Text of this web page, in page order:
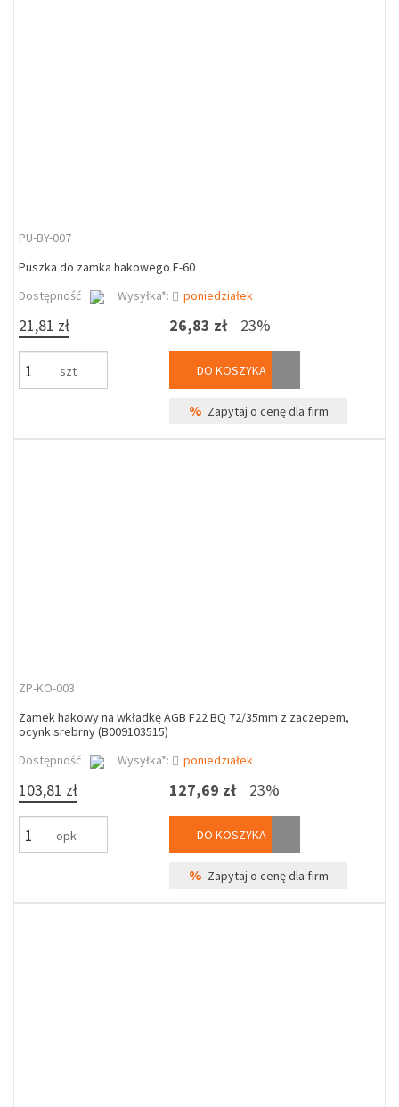
PU-BY-007
Puszka do zamka hakowego F-60
Dostępność
Wysyłka*: poniedziałek
21,81 zł
szt
26,83 zł 23%
DO KOSZYKA
% Zapytaj o cenę dla firm
ZP-KO-003
Zamek hakowy na wkładkę AGB F22 BQ 72/35mm z zaczepem,
ocynk srebrny (B009103515)
Dostępność
Wysyłka*: poniedziałek
103,81 zł
opk
127,69 zł 23%
DO KOSZYKA
% Zapytaj o cenę dla firm